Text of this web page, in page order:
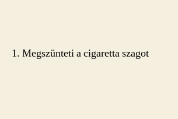
1. Megszünteti a cigaretta szagot